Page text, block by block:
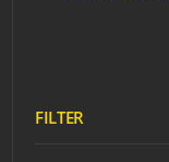
FILTER